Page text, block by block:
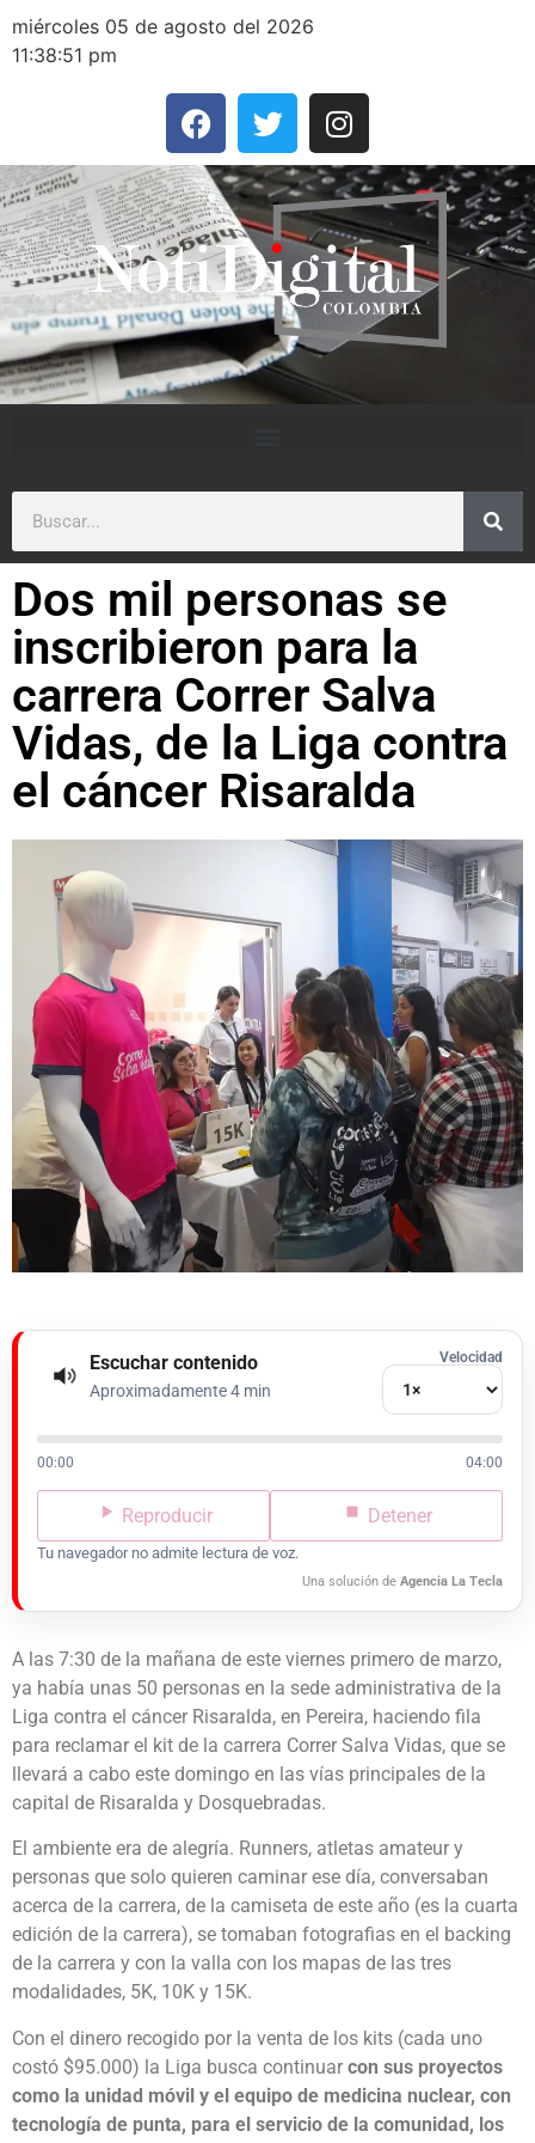
miércoles 05 de agosto del 2026
11:38:51 pm
Dos mil personas se
inscribieron para la
carrera Correr Salva
Vidas, de la Liga contra
el cáncer Risaralda
Escuchar contenido
Aproximadamente 4 min
Velocidad
00:00 04:00
Reproducir Detener
Tu navegador no admite lectura de voz.
Una solución de Agencia La Tecla
A las 7:30 de la mañana de este viernes primero de marzo,
ya había unas 50 personas en la sede administrativa de la
Liga contra el cáncer Risaralda, en Pereira, haciendo fila
para reclamar el kit de la carrera Correr Salva Vidas, que se
llevará a cabo este domingo en las vías principales de la
capital de Risaralda y Dosquebradas.
El ambiente era de alegría. Runners, atletas amateur y
personas que solo quieren caminar ese día, conversaban
acerca de la carrera, de la camiseta de este año (es la cuarta
edición de la carrera), se tomaban fotografias en el backing
de la carrera y con la valla con los mapas de las tres
modalidades, 5K, 10K y 15K.
Con el dinero recogido por la venta de los kits (cada uno
costó $95.000) la Liga busca continuar con sus proyectos
como la unidad móvil y el equipo de medicina nuclear, con
tecnología de punta, para el servicio de la comunidad, los